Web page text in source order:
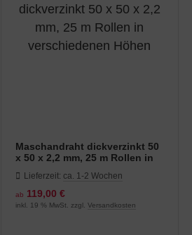
Maschandraht dickverzinkt 50
x 50 x 2,2 mm, 25 m Rollen in
Lieferzeit: ca. 1-2 Wochen
ab 119,00 €
inkl. 19 % MwSt. zzgl.Versandkosten